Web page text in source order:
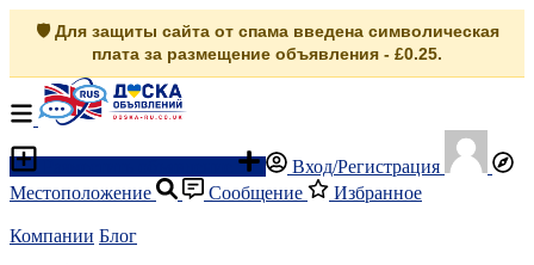
🛡️ Для защиты сайта от спама введена символическая
плата за размещение объявления - £0.25.
Вход/Регистрация
Местоположение
Сообщение Избранное
Компании Блог